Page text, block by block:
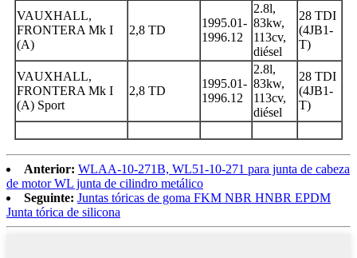
VAUXHALL,
FRONTERA Mk I
(A)
2,8 TD
1995.01-
1996.12
2.8l,
83kw,
113cv,
diésel
28 TDI
(4JB1-
T)
VAUXHALL,
FRONTERA Mk I
(A) Sport
2,8 TD
1995.01-
1996.12
2.8l,
83kw,
113cv,
diésel
28 TDI
(4JB1-
T)
Anterior: WLAA-10-271B, WL51-10-271 para junta de cabeza
de motor WL junta de cilindro metálico
Seguinte: Juntas tóricas de goma FKM NBR HNBR EPDM
Junta tórica de silicona